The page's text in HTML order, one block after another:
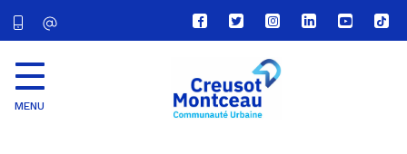
Lien
vers
compte
Facebook
Lien
vers
compte
Twitter
Lien
vers
le
compte
Lien
vers
Lien
vers
Lien
vers
MENU